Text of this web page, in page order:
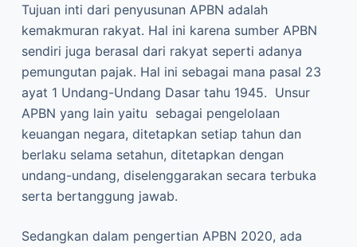
Tujuan inti dari penyusunan APBN adalah
kemakmuran rakyat. Hal ini karena sumber APBN
sendiri juga berasal dari rakyat seperti adanya
pemungutan pajak. Hal ini sebagai mana pasal 23
ayat 1 Undang-Undang Dasar tahu 1945. Unsur
APBN yang lain yaitu sebagai pengelolaan
keuangan negara, ditetapkan setiap tahun dan
berlaku selama setahun, ditetapkan dengan
undang-undang, diselenggarakan secara terbuka
serta bertanggung jawab.
Sedangkan dalam pengertian APBN 2020, ada